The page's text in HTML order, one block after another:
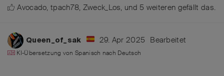
Avocado,tpach78, Zweck_Los, und 5 weiteren gefällt das.
Queen_of_sak 29. Apr 2025 Bearbeitet
KI-Übersetzung vonSpanisch nach Deutsch